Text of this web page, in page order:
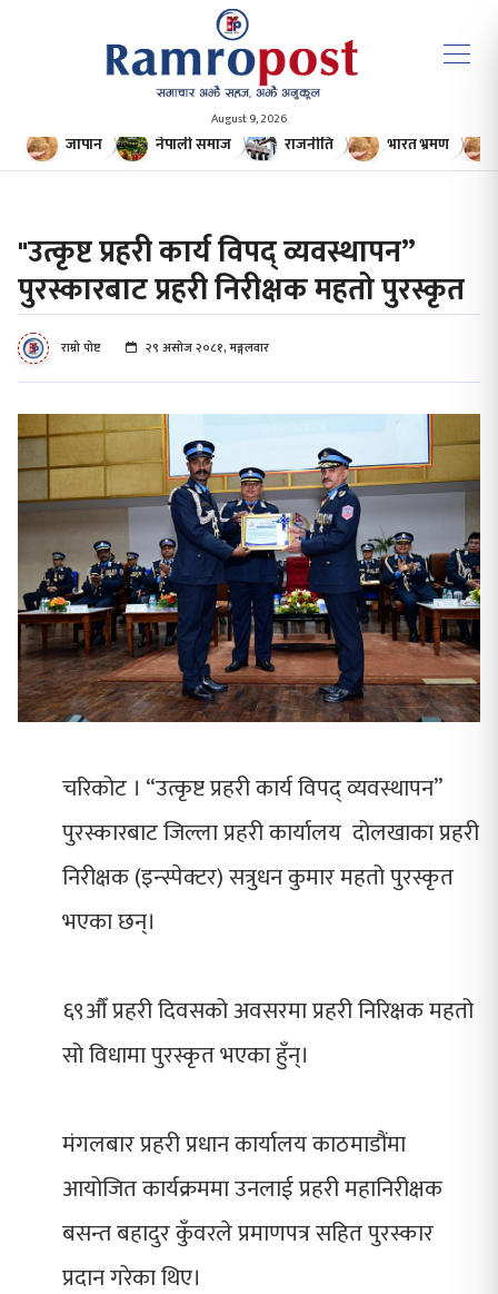
August 9, 2026
जापान नेपाली समाज राजनीति भारत भ्रमण
"उत्कृष्ट प्रहरी कार्य विपद् व्यवस्थापन”
पुरस्कारबाट प्रहरी निरीक्षक महतो पुरस्कृत
राम्रो पोष्ट २९ असोज २०८१, मङ्गलवार
चरिकोट । “उत्कृष्ट प्रहरी कार्य विपद् व्यवस्थापन”
पुरस्कारबाट जिल्ला प्रहरी कार्यालय दोलखाका प्रहरी
निरीक्षक (इन्स्पेक्टर) सत्रुधन कुमार महतो पुरस्कृत
भएका छन्।
६९औँ प्रहरी दिवसको अवसरमा प्रहरी निरिक्षक महतो
सो विधामा पुरस्कृत भएका हुँन्।
मंगलबार प्रहरी प्रधान कार्यालय काठमाडौंमा
आयोजित कार्यक्रममा उनलाई प्रहरी महानिरीक्षक
बसन्त बहादुर कुँवरले प्रमाणपत्र सहित पुरस्कार
प्रदान गरेका थिए।